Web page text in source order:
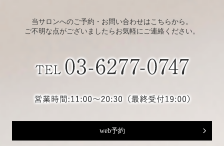
当サロンへのご予約・お問い合わせはこちらから。
ご不明な点がございましたらお気軽にご連絡ください。
web予約